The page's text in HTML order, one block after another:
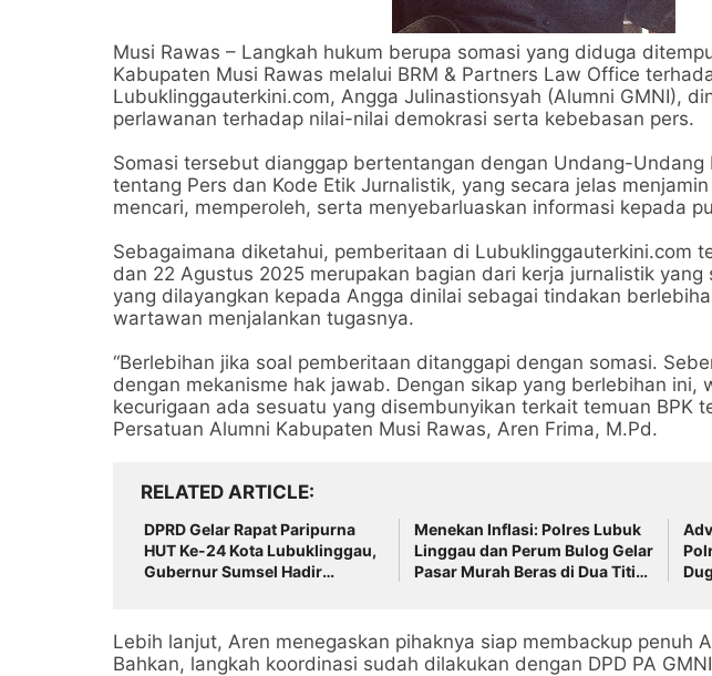
Musi Rawas – Langkah hukum berupa somasi yang diduga
Kabupaten Musi Rawas melalui BRM & Partners Law Office
Lubuklinggauterkini.com, Angga Julinastionsyah (Alumni GMNI),
perlawanan terhadap nilai-nilai demokrasi serta kebebasan pers.
Somasi tersebut dianggap bertentangan dengan Undang-Undang
tentang Pers dan Kode Etik Jurnalistik, yang secara jelas
mencari, memperoleh, serta menyebarluaskan informasi kepada
Sebagaimana diketahui, pemberitaan di Lubuklinggauterkini.com
dan 22 Agustus 2025 merupakan bagian dari kerja jurnalistik yang
yang dilayangkan kepada Angga dinilai sebagai tindakan
wartawan menjalankan tugasnya.
“Berlebihan jika soal pemberitaan ditanggapi dengan somasi.
dengan mekanisme hak jawab. Dengan sikap yang berlebihan ini,
kecurigaan ada sesuatu yang disembunyikan terkait temuan BPK
Persatuan Alumni Kabupaten Musi Rawas, Aren Frima, M.Pd.
RELATED ARTICLE
DPRD Gelar Rapat Paripurna
HUT Ke-24 Kota Lubuklinggau,
Gubernur Sumsel Hadir
Menekan Inflasi: Polres Lubuk
Linggau dan Perum Bulog Gelar
Pasar Murah Beras di Dua Titik
Lebih lanjut, Aren menegaskan pihaknya siap membackup penuh
Bahkan, langkah koordinasi sudah dilakukan dengan DPD PA